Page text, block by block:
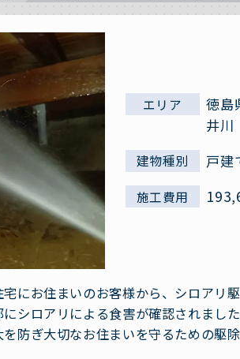
エリア
徳島
井川
建物種別 戸建
施工費用
にお住まいのお客様から、シロアリ
シロアリによる食害が確認されました
防ぎ大切なお住まいを守るための駆